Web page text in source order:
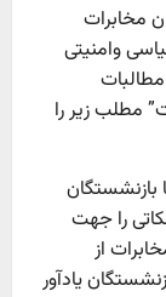
مخابرات
وامنیتی
مطلب زیر را
بازنشستگان
را جهت
از
یادآور